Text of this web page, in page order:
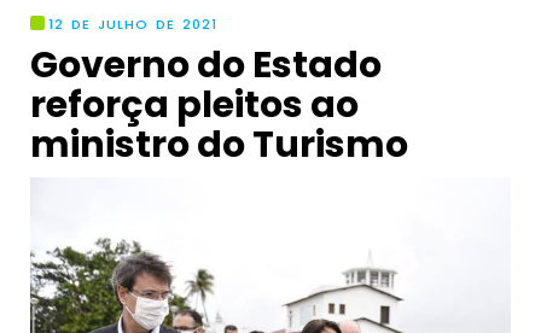
12 DE JULHO DE 2021
Governo do Estado
reforça pleitos ao
ministro do Turismo